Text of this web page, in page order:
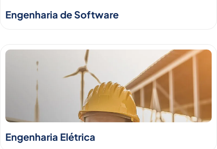
Engenharia de Software
Engenharia Elétrica